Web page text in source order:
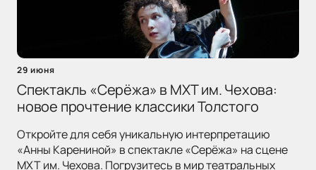
29 июня
Спектакль «Серёжа» в МХТ им. Чехова:
новое прочтение классики Толстого
Откройте для себя уникальную интерпретацию
«Анны Карениной» в спектакле «Серёжа» на сцене
МХТ им. Чехова. Погрузитесь в мир театральных